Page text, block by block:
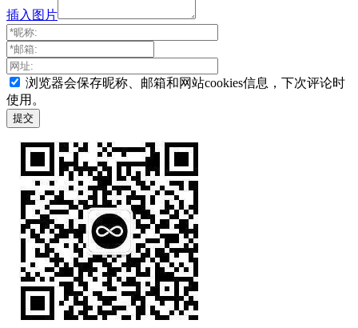
插入图片
浏览器会保存昵称、邮箱和网站cookies信息，下次评论时
使用。